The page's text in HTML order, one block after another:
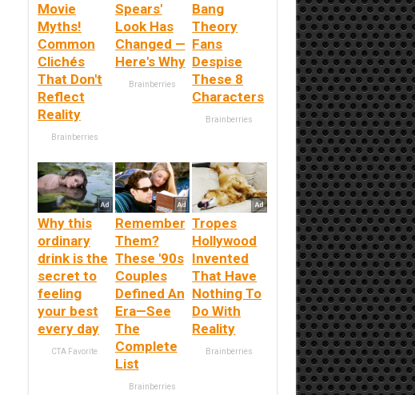
Movie
Myths!
Common
Clichés
That Don't
Reflect
Reality
Brainberries
Spears'
Look Has
Changed —
Here's Why
Brainberries
Bang
Theory
Fans
Despise
These 8
Characters
Brainberries
Why this
ordinary
drink is the
secret to
feeling
your best
every day
CTA Favorite
Remember
Them?
These '90s
Couples
Defined An
Era—See
The
Complete
List
Brainberries
Tropes
Hollywood
Invented
That Have
Nothing To
Do With
Reality
Brainberries